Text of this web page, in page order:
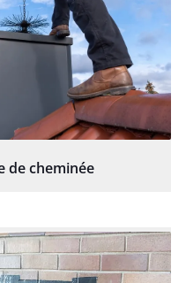
de cheminée